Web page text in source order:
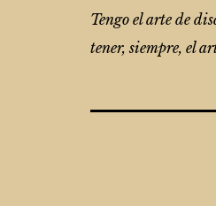
Tengo el arte de
tener, siempre, el